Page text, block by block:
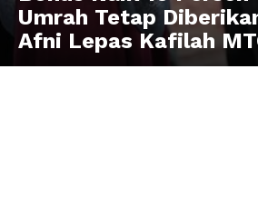
Umrah Tetap
Afni Lepas Kafilah